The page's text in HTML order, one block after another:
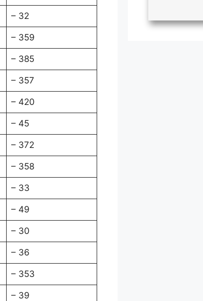
– 32
– 359
– 385
– 357
– 420
– 45
– 372
– 358
– 33
– 49
– 30
– 36
– 353
– 39